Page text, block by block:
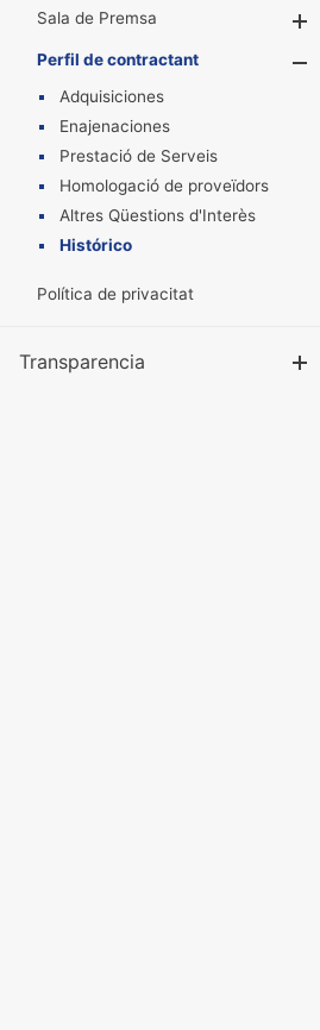
Sala de Premsa
Perfil de contractant
Adquisiciones
Enajenaciones
Prestació de Serveis
Homologació de proveïdors
Altres Qüestions d'Interès
Histórico
Política de privacitat
Transparencia